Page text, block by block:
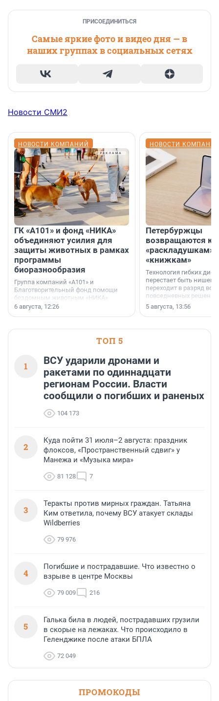
ПРИСОЕДИНИТЬСЯ
Самые яркие фото и видео дня — в
наших группах в социальных сетях
Новости СМИ2
НОВОСТИ КОМПАНИЙ
ГК «А101» и фонд «НИКА»
объединяют усилия для
защиты животных в рамках
программы
биоразнообразия
Группа компаний «А101» и
Благотворительный фонд помощи
бездомным животным «НИКА»
заключили соглашение о
6 августа, 12:26
НОВОСТИ
Петербуржцы
возвращаются к
«раскладушкам»
«книжкам»
Технология гибких
перестает быть
переходит в разряд
повседневных
5 августа, 13:56
ТОП 5
1
ВСУ ударили дронами и
ракетами по одиннадцати
регионам России. Власти
сообщили о погибших и раненых
104 173
2
Куда пойти 31 июля–2 августа: праздник
флоксов, «Пространственный сдвиг» у
Манежа и «Музыка мира»
81 128 7
3
Теракты против мирных граждан. Татьяна
Ким ответила, почему ВСУ атакует склады
Wildberries
79 976
4
Погибшие и пострадавшие. Что известно о
взрыве в центре Москвы
79 009 216
5
Галька била в людей, пострадавших грузили
в скорые на лежаках. Что происходило в
Геленджике после атаки БПЛА
72 049
ПРОМОКОДЫ